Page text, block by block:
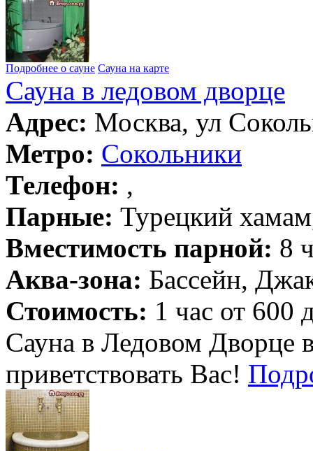
Подробнее о сауне Сауна на карте
Сауна в ледовом дворце
Адрес: Москва, ул
Метро: Сокольники
Телефон: ,
Парные: Турецкий
Вместимость парной: 8
Аква-зона: Бассейн,
Стоимость: 1 час от 600
Сауна в Ледовом Дворце
приветствовать Вас!